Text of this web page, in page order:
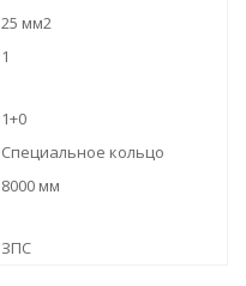
25 мм2
1
1+0
Специальное кольцо
8000 мм
ЗПС